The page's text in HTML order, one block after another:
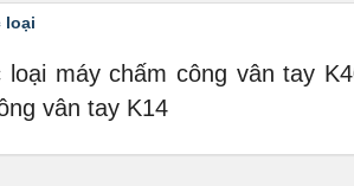
loại
loại máy chấm công vân tay
vân tay K14